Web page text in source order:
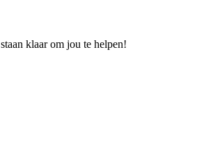
klaar om jou te helpen!